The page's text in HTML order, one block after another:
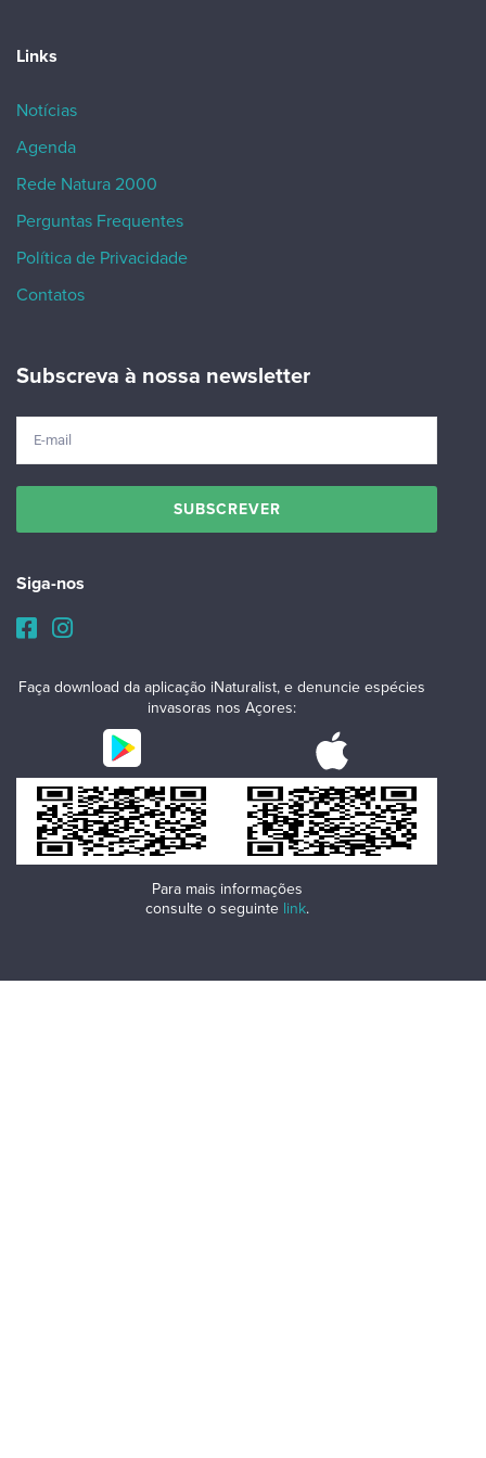
Links
Notícias
Agenda
Rede Natura 2000
Perguntas Frequentes
Política de Privacidade
Contatos
Subscreva à nossa newsletter
Siga-nos
Faça download da aplicação iNaturalist, e denuncie espécies
invasoras nos Açores:
Para mais informações
consulte o seguinte link.